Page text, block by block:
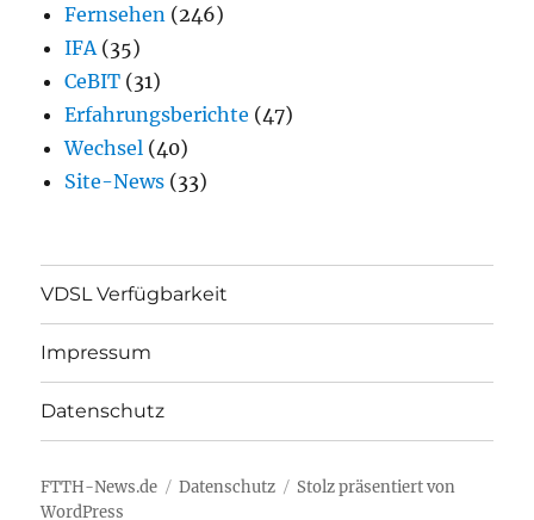
Fernsehen (246)
IFA (35)
CeBIT (31)
Erfahrungsberichte (47)
Wechsel (40)
Site-News (33)
VDSL Verfügbarkeit
Impressum
Datenschutz
FTTH-News.de Datenschutz
Stolz präsentiert von
WordPress